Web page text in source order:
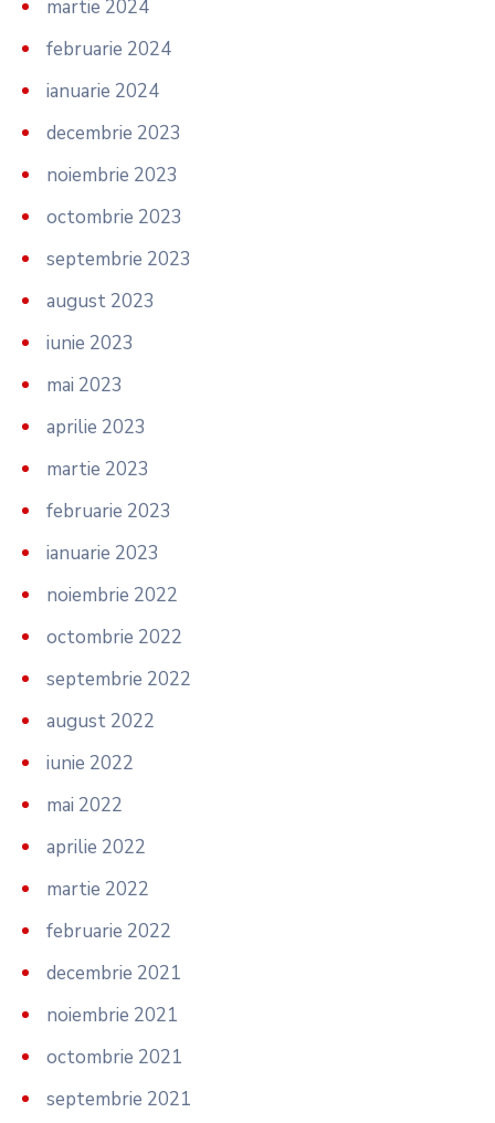
martie 2024
februarie 2024
ianuarie 2024
decembrie 2023
noiembrie 2023
octombrie 2023
septembrie 2023
august 2023
iunie 2023
mai 2023
aprilie 2023
martie 2023
februarie 2023
ianuarie 2023
noiembrie 2022
octombrie 2022
septembrie 2022
august 2022
iunie 2022
mai 2022
aprilie 2022
martie 2022
februarie 2022
decembrie 2021
noiembrie 2021
octombrie 2021
septembrie 2021